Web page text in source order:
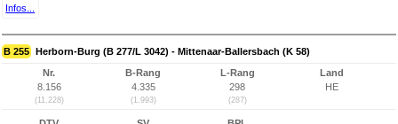
Infos...
B 255 Herborn-Burg (B 277/L 3042) - Mittenaar-Ballersbach (K 58)
Nr.
8.156
(11.228)
B-Rang
4.335
(1.993)
L-Rang
298
(287)
Land
HE